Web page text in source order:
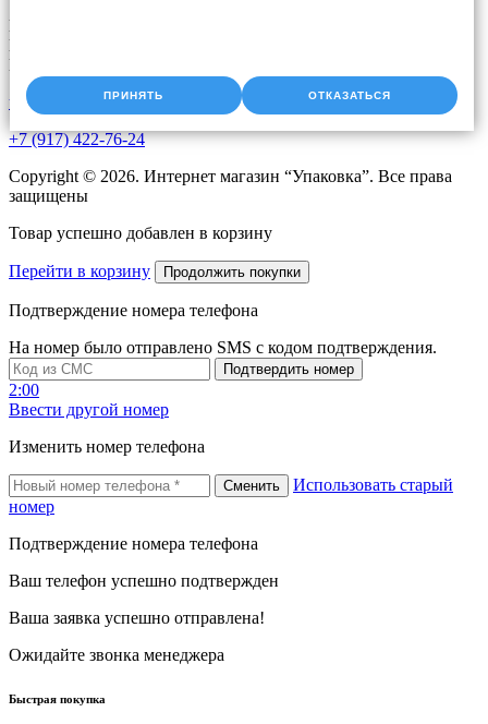
Время работы:
Пн-Чт с 9:00 до 18:00
Пт с 9.00 до 17.00
upak2008@bk.ru
+7 (917) 422-76-24
Copyright © 2026. Интернет магазин “Упаковка”. Все права
защищены
Товар успешно добавлен в корзину
Перейти в корзину Продолжить покупки
Подтверждение номера телефона
На номер было отправлено SMS с кодом подтверждения.
Подтвердить номер
2:00
Ввести другой номер
Изменить номер телефона
Сменить
Использовать старый
номер
Подтверждение номера телефона
Ваш телефон успешно подтвержден
Ваша заявка успешно отправлена!
Ожидайте звонка менеджера
Быстрая покупка
ПРИНЯТЬ ОТКАЗАТЬСЯ